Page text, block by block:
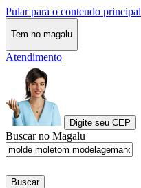
Pular para o conteudo principal
Tem no magalu
Atendimento
Digite seu CEP
Buscar no Magalu
Buscar